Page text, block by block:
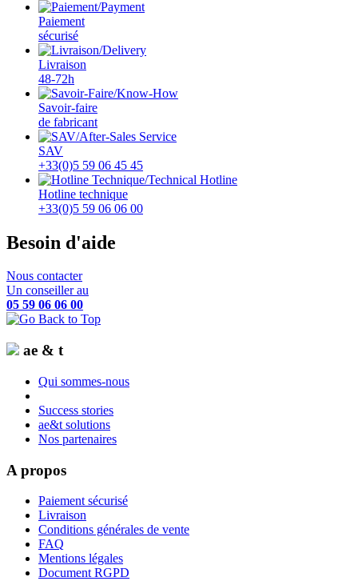
Paiement
sécurisé
Livraison
48-72h
Savoir-faire
de fabricant
SAV
+33(0)5 59 06 45 45
Hotline technique
+33(0)5 59 06 06 00
Besoin d'aide
Nous contacter
Un conseiller au
05 59 06 06 00
ae & t
Qui sommes-nous
Success stories
ae&t solutions
Nos partenaires
A propos
Paiement sécurisé
Livraison
Conditions générales de vente
FAQ
Mentions légales
Document RGPD